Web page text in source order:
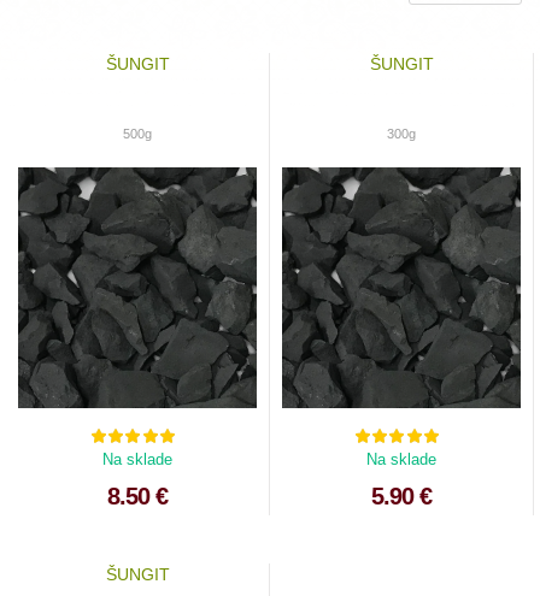
ŠUNGIT
500g
Na sklade
8.50 €
ŠUNGIT
300g
Na sklade
5.90 €
ŠUNGIT